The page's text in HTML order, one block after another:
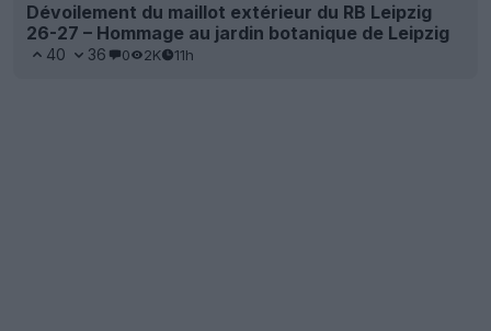
Dévoilement du maillot extérieur du RB Leipzig
26-27 – Hommage au jardin botanique de Leipzig
40 36 0 2K 11h